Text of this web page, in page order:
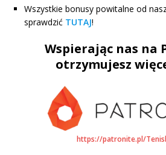
Wszystkie bonusy powitalne od
sprawdzić TUTAJ!
Wspierając nas na
otrzymujesz
https://patronite.pl/